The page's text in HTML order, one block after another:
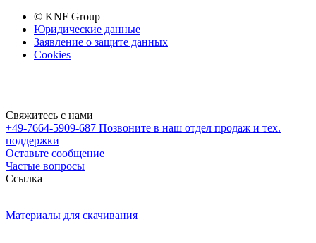
© KNF Group
Юридические данные
Заявление о защите данных
Cookies
Свяжитесь с нами
+49-7664-5909-687 Позвоните в наш отдел продаж и тех.
поддержки
Оставьте сообщение
Частые вопросы
Cсылка
Материалы для скачивания